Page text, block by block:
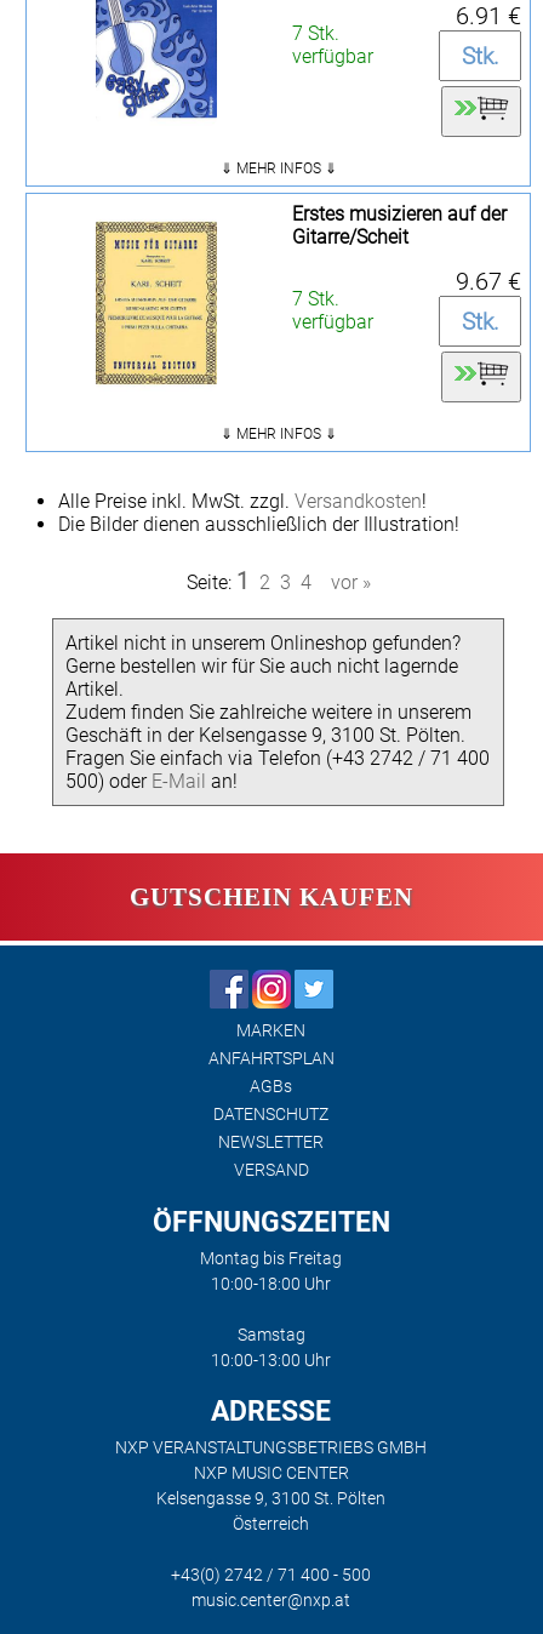
7 Stk.
verfügbar
6.91 €
⇓ MEHR INFOS ⇓
Erstes musizieren auf der
Gitarre/Scheit
7 Stk.
verfügbar
9.67 €
⇓ MEHR INFOS ⇓
Alle Preise inkl. MwSt. zzgl.Versandkosten!
Die Bilder dienen ausschließlich der Illustration!
Seite: 1 2 3 4 vor »
Artikel nicht in unserem Onlineshop gefunden?
Gerne bestellen wir für Sie auch nicht lagernde
Artikel.
Zudem finden Sie zahlreiche weitere in unserem
Geschäft in der Kelsengasse 9, 3100 St. Pölten.
Fragen Sie einfach via Telefon (+43 2742 / 71 400
500) oder E-Mail an!
GUTSCHEIN KAUFEN
MARKEN
ANFAHRTSPLAN
AGBs
DATENSCHUTZ
NEWSLETTER
VERSAND
ÖFFNUNGSZEITEN
Montag bis Freitag
10:00-18:00 Uhr
Samstag
10:00-13:00 Uhr
ADRESSE
NXP VERANSTALTUNGSBETRIEBS GMBH
NXP MUSIC CENTER
Kelsengasse 9, 3100 St. Pölten
Österreich
+43(0) 2742 / 71 400 - 500
music.center@nxp.at